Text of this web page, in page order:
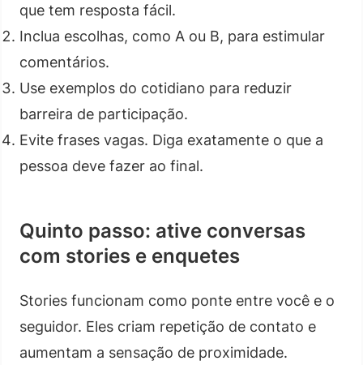
que tem resposta fácil.
Inclua escolhas, como A ou B, para estimular
comentários.
Use exemplos do cotidiano para reduzir
barreira de participação.
Evite frases vagas. Diga exatamente o que a
pessoa deve fazer ao final.
Quinto passo: ative conversas
com stories e enquetes
Stories funcionam como ponte entre você e o
seguidor. Eles criam repetição de contato e
aumentam a sensação de proximidade.